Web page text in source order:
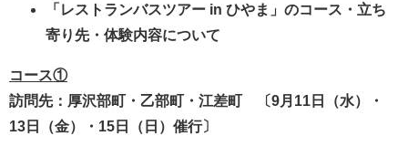
「レストランバスツアー in ひやま」のコース・立ち
寄り先・体験内容について
コース①
訪問先：厚沢部町・乙部町・江差町 〔9月11日（水）・
13日（金）・15日（日）催行〕